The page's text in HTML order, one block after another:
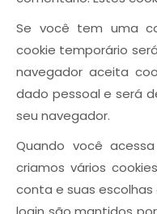
Se você tem uma
cookie temporário
navegador aceita
dado pessoal e será
seu navegador.
Quando você
criamos vários
conta e suas